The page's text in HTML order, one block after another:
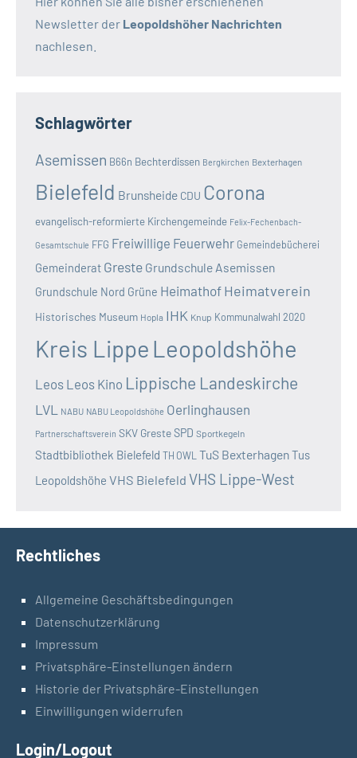
Newsletter der Leopoldshöher Nachrichten
nachlesen.
Schlagwörter
Asemissen B66n Bechterdissen Bergkirchen Bexterhagen
Bielefeld Brunsheide CDU Corona
evangelisch-reformierte Kirchengemeinde Felix-Fechenbach-
Gesamtschule FFG Freiwillige Feuerwehr Gemeindebücherei
Gemeinderat Greste Grundschule Asemissen
Grundschule Nord Grüne Heimathof Heimatverein
Historisches Museum Hopla IHK Knup Kommunalwahl 2020
Kreis Lippe Leopoldshöhe
Leos Leos Kino Lippische Landeskirche
LVL NABU NABU Leopoldshöhe Oerlinghausen
Partnerschaftsverein SKV GresteSPD Sportkegeln
Stadtbibliothek Bielefeld TH OWL TuS BexterhagenTus
Leopoldshöhe VHS Bielefeld VHS Lippe-West
Rechtliches
Allgemeine Geschäftsbedingungen
Datenschutzerklärung
Impressum
Privatsphäre-Einstellungen ändern
Historie der Privatsphäre-Einstellungen
Einwilligungen widerrufen
Login/Logout